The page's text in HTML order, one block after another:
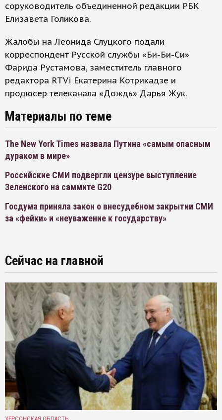
соруководитель объединенной редакции РБК
Елизавета Голикова.
Жалобы на Леонида Слуцкого подали
корреспондент Русской службы «Би-Би-Си»
Фарида Рустамова, заместитель главного
редактора RTVi Екатерина Котрикадзе и
продюсер телеканала «Дождь» Дарья Жук.
Материалы по теме
The New York Times назвала Путина «самым опасным
дураком в мире»
Российские СМИ подвергли цензуре выступление
Зеленского на саммите G20
Госдума приняла закон о внесудебном закрытии СМИ
за «фейки» и «неуважение к государству»
Сейчас на главной